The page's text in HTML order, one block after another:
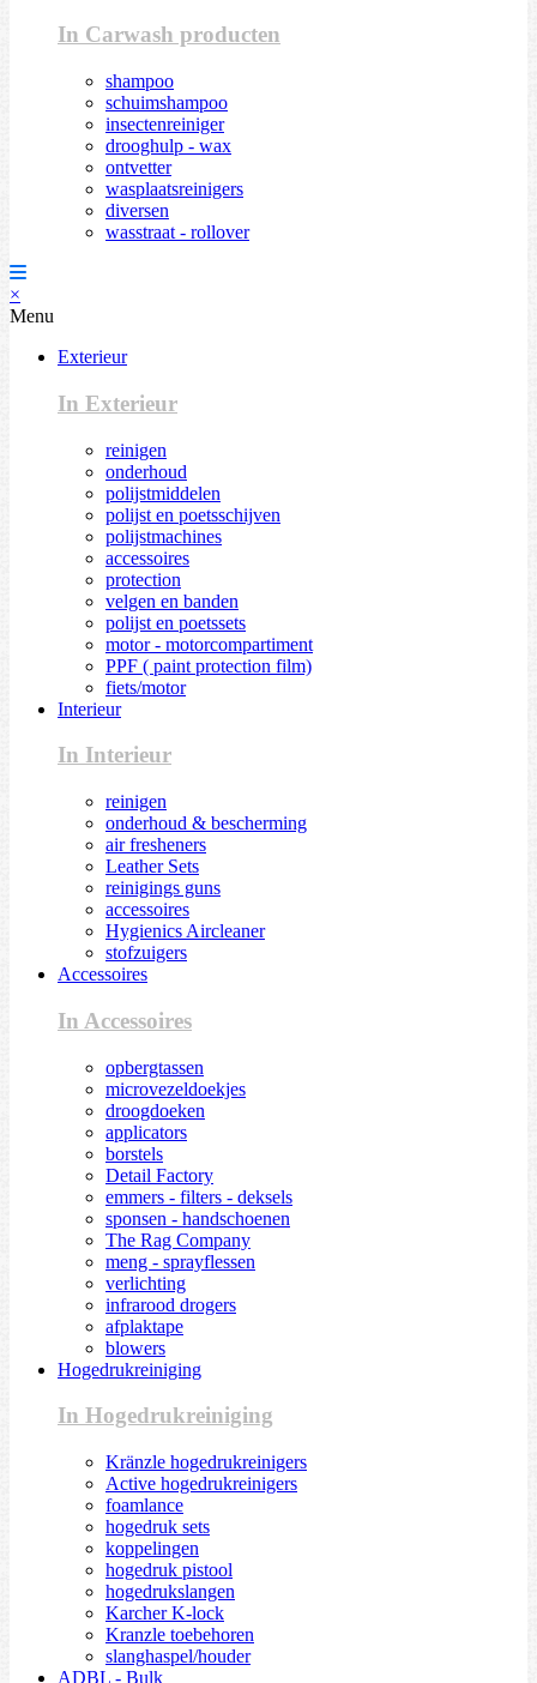
In Carwash producten
shampoo
schuimshampoo
insectenreiniger
drooghulp - wax
ontvetter
wasplaatsreinigers
diversen
wasstraat - rollover
×
Menu
Exterieur
In Exterieur
reinigen
onderhoud
polijstmiddelen
polijst en poetsschijven
polijstmachines
accessoires
protection
velgen en banden
polijst en poetssets
motor - motorcompartiment
PPF ( paint protection film)
fiets/motor
Interieur
In Interieur
reinigen
onderhoud & bescherming
air fresheners
Leather Sets
reinigings guns
accessoires
Hygienics Aircleaner
stofzuigers
Accessoires
In Accessoires
opbergtassen
microvezeldoekjes
droogdoeken
applicators
borstels
Detail Factory
emmers - filters - deksels
sponsen - handschoenen
The Rag Company
meng - sprayflessen
verlichting
infrarood drogers
afplaktape
blowers
Hogedrukreiniging
In Hogedrukreiniging
Kränzle hogedrukreinigers
Active hogedrukreinigers
foamlance
hogedruk sets
koppelingen
hogedruk pistool
hogedrukslangen
Karcher K-lock
Kranzle toebehoren
slanghaspel/houder
ADBL - Bulk